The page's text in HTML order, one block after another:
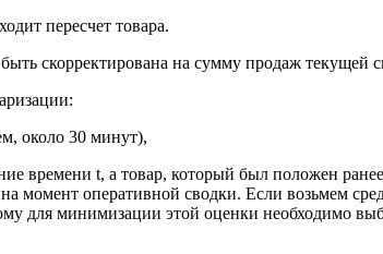
пересчет товара.
скорректирована на сумму продаж текущей
около 30 минут),
времени t, а товар, который был положен
на момент оперативной сводки. Если возьмем
для минимизации этой оценки необходимо